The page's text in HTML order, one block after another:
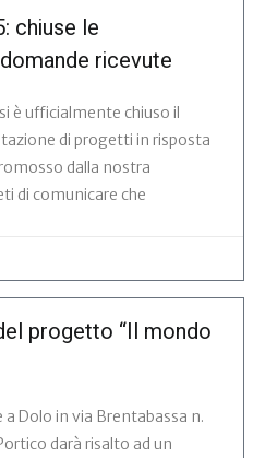
chiuse le
ricevute
è ufficialmente chiuso il
di progetti in risposta
dalla nostra
di comunicare che
progetto “Il mondo
Dolo in via Brentabassa n.
darà risalto ad un